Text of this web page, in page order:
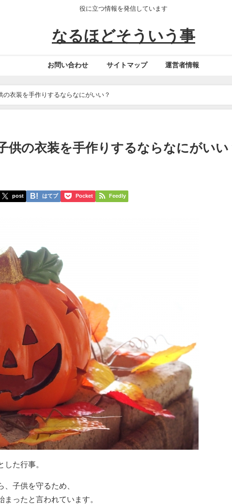
役に立つ情報を発信しています
なるほどそういう事
お問い合わせ サイトマップ 運営者情報
衣装を手作りするならなにがいい？
供の衣装を手作りするならなにがいい
post はてブ Pocket Feedly
した行事。
子供を守るため、
ったと言われています。